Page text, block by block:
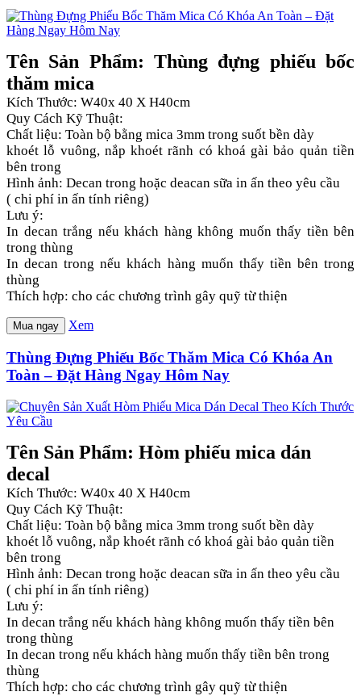
Tên Sản Phẩm: Thùng đựng phiếu bốc
thăm mica
Kích Thước: W40x 40 X H40cm
Quy Cách Kỹ Thuật:
Chất liệu: Toàn bộ bằng mica 3mm trong suốt bền dày
khoét lỗ vuông, nắp khoét rãnh có khoá gài bảo quản tiền
bên trong
Hình ảnh: Decan trong hoặc deacan sữa in ấn theo yêu cầu
( chi phí in ấn tính riêng)
Lưu ý:
In decan trắng nếu khách hàng không muốn thấy tiền bên
trong thùng
In decan trong nếu khách hàng muốn thấy tiền bên trong
thùng
Thích hợp: cho các chương trình gây quỹ từ thiện
Mua ngay Xem
Thùng Đựng Phiếu Bốc Thăm Mica Có Khóa An
Toàn – Đặt Hàng Ngay Hôm Nay
Tên Sản Phẩm: Hòm phiếu mica dán
decal
Kích Thước: W40x 40 X H40cm
Quy Cách Kỹ Thuật:
Chất liệu: Toàn bộ bằng mica 3mm trong suốt bền dày
khoét lỗ vuông, nắp khoét rãnh có khoá gài bảo quản tiền
bên trong
Hình ảnh: Decan trong hoặc deacan sữa in ấn theo yêu cầu
( chi phí in ấn tính riêng)
Lưu ý:
In decan trắng nếu khách hàng không muốn thấy tiền bên
trong thùng
In decan trong nếu khách hàng muốn thấy tiền bên trong
thùng
Thích hợp: cho các chương trình gây quỹ từ thiện